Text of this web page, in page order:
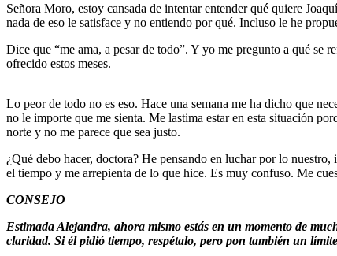
Señora Moro, estoy cansada de intentar entender qué quiere
nada de eso le satisface y no entiendo por qué. Incluso le he
Dice que “me ama, a pesar de todo”. Y yo me pregunto a qué se
ofrecido estos meses.
Lo peor de todo no es eso. Hace una semana me ha dicho que
no le importe que me sienta. Me lastima estar en esta situación
norte y no me parece que sea justo.
¿Qué debo hacer, doctora? He pensando en luchar por lo
el tiempo y me arrepienta de lo que hice. Es muy confuso. Me
CONSEJO
Estimada Alejandra, ahora mismo estás en un momento de
claridad. Si él pidió tiempo, respétalo, pero pon también un